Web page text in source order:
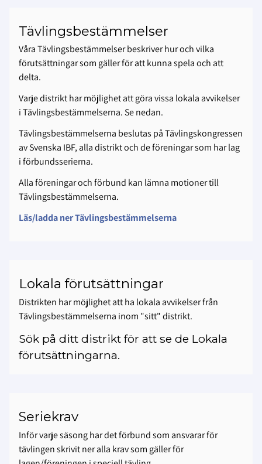
Tävlingsbestämmelser
Våra Tävlingsbestämmelser beskriver hur och vilka
förutsättningar som gäller för att kunna spela och att
delta.
Varje distrikt har möjlighet att göra vissa lokala avvikelser
i Tävlingsbestämmelserna. Se nedan.
Tävlingsbestämmelserna beslutas på Tävlingskongressen
av Svenska IBF, alla distrikt och de föreningar som har lag
i förbundsserierna.
Alla föreningar och förbund kan lämna motioner till
Tävlingsbestämmelserna.
Läs/ladda ner Tävlingsbestämmelserna
Lokala förutsättningar
Distrikten har möjlighet att ha lokala avvikelser från
Tävlingsbestämmelserna inom "sitt" distrikt.
Sök på ditt distrikt för att se de Lokala
förutsättningarna.
Seriekrav
Inför varje säsong har det förbund som ansvarar för
tävlingen skrivit ner alla krav som gäller för